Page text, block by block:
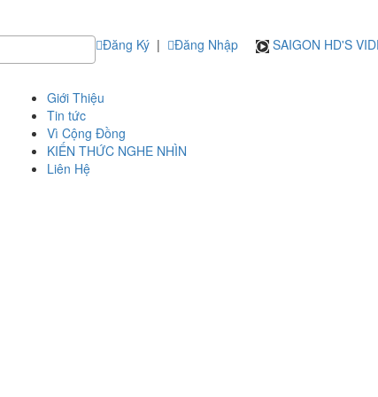
Đăng Ký | Đăng Nhập SAIGON HD'S
Giới Thiệu
Tin tức
Vì Cộng Đồng
KIẾN THỨC NGHE NHÌN
Liên Hệ